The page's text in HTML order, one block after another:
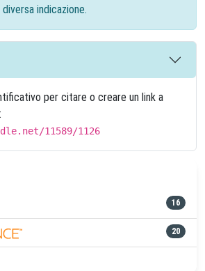
indicazione.
per citare o creare un link a
11589/1126
16
20